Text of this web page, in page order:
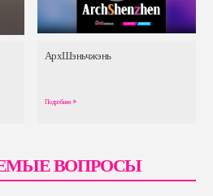
АрхШэньчжэнь
Подробнее >
ВОПРОСЫ